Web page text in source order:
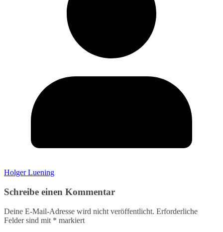
Holger Luening
Schreibe einen Kommentar
Deine E-Mail-Adresse wird nicht veröffentlicht. Erforderliche
Felder sind mit * markiert